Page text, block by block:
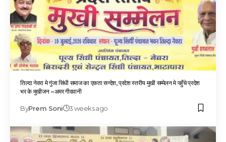
तिल्दा नेवरा मे गुंजा सिंधी समाज का एकता सन्देश, प्रदेश स्तरीय मुखी सम्मेलन मे पहुँचे प्रदेश
भर के मुखीजन –अमर गीदवानी
ByPrem Soni 3 weeks ago